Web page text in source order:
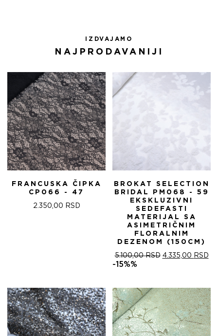
IZDVAJAMO
NAJPRODAVANIJI
FRANCUSKA ČIPKA
CP066 - 47
2.350,00 RSD
BROKAT SELECTION
BRIDAL PM068 - 59
EKSKLUZIVNI
SEDEFASTI
MATERIJAL SA
ASIMETRIČNIM
FLORALNIM
DEZENOM (150CM)
5.100,00RSD ОРИГИНАЛНА
5.100,00 RSD.
4.335,00 RSD
-15%%